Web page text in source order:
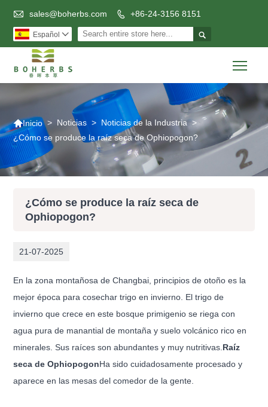
 sales@boherbs.com  +86-24-3156 8151

Español 
Inicio > Noticias > Noticias de la Industria >
¿Cómo se produce la raíz seca de Ophiopogon?
¿Cómo se produce la raíz seca de
Ophiopogon?
21-07-2025
En la zona montañosa de Changbai, principios de otoño es la
mejor época para cosechar trigo en invierno. El trigo de
invierno que crece en este bosque primigenio se riega con
agua pura de manantial de montaña y suelo volcánico rico en
minerales. Sus raíces son abundantes y muy nutritivas. Raíz
seca de OphiopogonHa sido cuidadosamente procesado y
aparece en las mesas del comedor de la gente.